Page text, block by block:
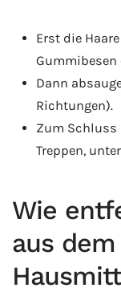
Erst die
Gummibesen
Dann
Richtungen).
Zum Schluss
Treppen,
Wie
aus